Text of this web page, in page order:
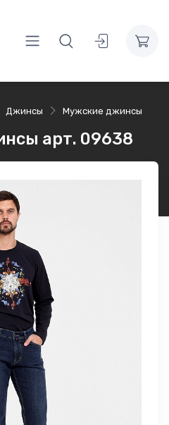
Джинсы Мужские джинсы
арт. 09638